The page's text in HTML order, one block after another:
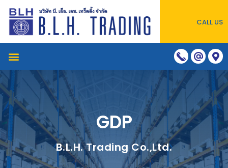
CALL US
GDP
B.L.H. Trading Co.,Ltd.